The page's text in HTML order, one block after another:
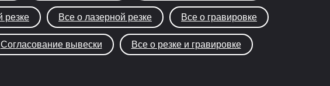
резке Все о лазерной резке Все о гравировке
Согласование вывески Все о резке и гравировке